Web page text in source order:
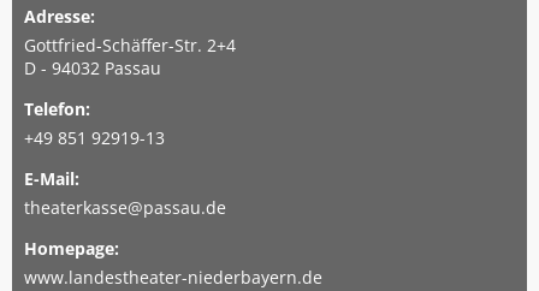
Adresse:
Gottfried-Schäffer-Str. 2+4
D - 94032 Passau
Telefon:
+49 851 92919-13
E-Mail:
theaterkasse@passau.de
Homepage:
www.landestheater-niederbayern.de